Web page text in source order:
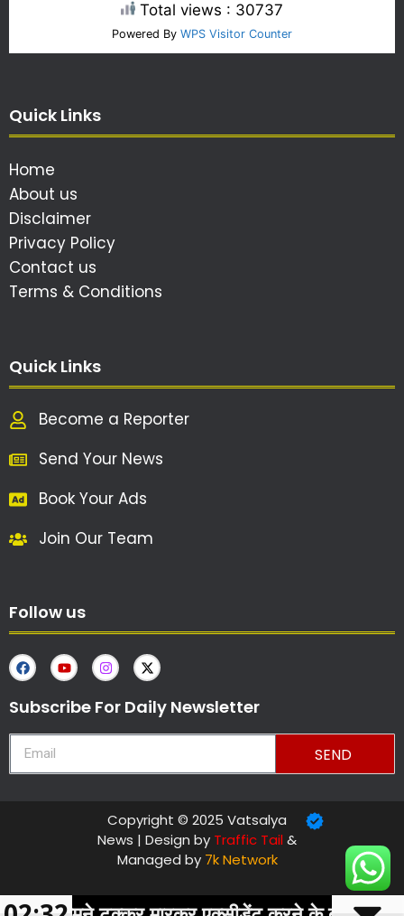
Total views : 30737
Powered By WPS Visitor Counter
Quick Links
Home
About us
Disclaimer
Privacy Policy
Contact us
Terms & Conditions
Quick Links
Become a Reporter
Send Your News
Book Your Ads
Join Our Team
Follow us
Subscribe For Daily Newsletter
SEND
Copyright © 2025 Vatsalya
News | Design by Traffic Tail&
Managed by 7k Network